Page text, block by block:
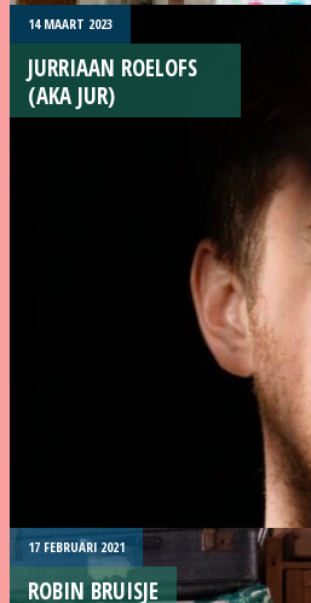
14 MAART 2023
JURRIAAN ROELOFS
(AKA JUR)
17 FEBRUARI 2021
ROBIN BRUISJE